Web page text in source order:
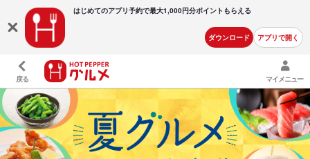
はじめてのアプリ予約で最大1,000円分ポイントもらえる
ダウンロード アプリで開く
戻る マイメニュー